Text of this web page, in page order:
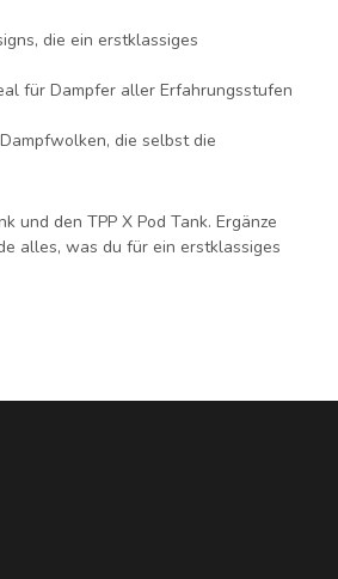
die ein erstklassiges
für Dampfer aller Erfahrungsstufen
die selbst die
und den TPP X Pod Tank. Ergänze
alles, was du für ein erstklassiges